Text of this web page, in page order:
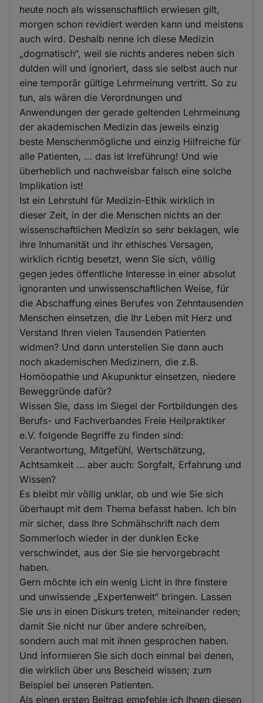
heute noch als wissenschaftlich erwiesen gilt,
morgen schon revidiert werden kann und meistens
auch wird. Deshalb nenne ich diese Medizin
„dogmatisch“, weil sie nichts anderes neben sich
dulden will und ignoriert, dass sie selbst auch nur
eine temporär gültige Lehrmeinung vertritt. So zu
tun, als wären die Verordnungen und
Anwendungen der gerade geltenden Lehrmeinung
der akademischen Medizin das jeweils einzig
beste Menschenmögliche und einzig Hilfreiche für
alle Patienten, … das ist Irreführung! Und wie
überheblich und nachweisbar falsch eine solche
Implikation ist!
Ist ein Lehrstuhl für Medizin-Ethik wirklich in
dieser Zeit, in der die Menschen nichts an der
wissenschaftlichen Medizin so sehr beklagen, wie
ihre Inhumanität und ihr ethisches Versagen,
wirklich richtig besetzt, wenn Sie sich, völlig
gegen jedes öffentliche Interesse in einer absolut
ignoranten und unwissenschaftlichen Weise, für
die Abschaffung eines Berufes von Zehntausenden
Menschen einsetzen, die Ihr Leben mit Herz und
Verstand Ihren vielen Tausenden Patienten
widmen? Und dann unterstellen Sie dann auch
noch akademischen Medizinern, die z.B.
Homöopathie und Akupunktur einsetzen, niedere
Beweggründe dafür?
Wissen Sie, dass im Siegel der Fortbildungen des
Berufs- und Fachverbandes Freie Heilpraktiker
e.V. folgende Begriffe zu finden sind:
Verantwortung, Mitgefühl, Wertschätzung,
Achtsamkeit … aber auch: Sorgfalt, Erfahrung und
Wissen?
Es bleibt mir völlig unklar, ob und wie Sie sich
überhaupt mit dem Thema befasst haben. Ich bin
mir sicher, dass Ihre Schmähschrift nach dem
Sommerloch wieder in der dunklen Ecke
verschwindet, aus der Sie sie hervorgebracht
haben.
Gern möchte ich ein wenig Licht in Ihre finstere
und unwissende „Expertenwelt“ bringen. Lassen
Sie uns in einen Diskurs treten, miteinander reden;
damit Sie nicht nur über andere schreiben,
sondern auch mal mit ihnen gesprochen haben.
Und informieren Sie sich doch einmal bei denen,
die wirklich über uns Bescheid wissen; zum
Beispiel bei unseren Patienten.
Als einen ersten Beitrag empfehle ich Ihnen diesen